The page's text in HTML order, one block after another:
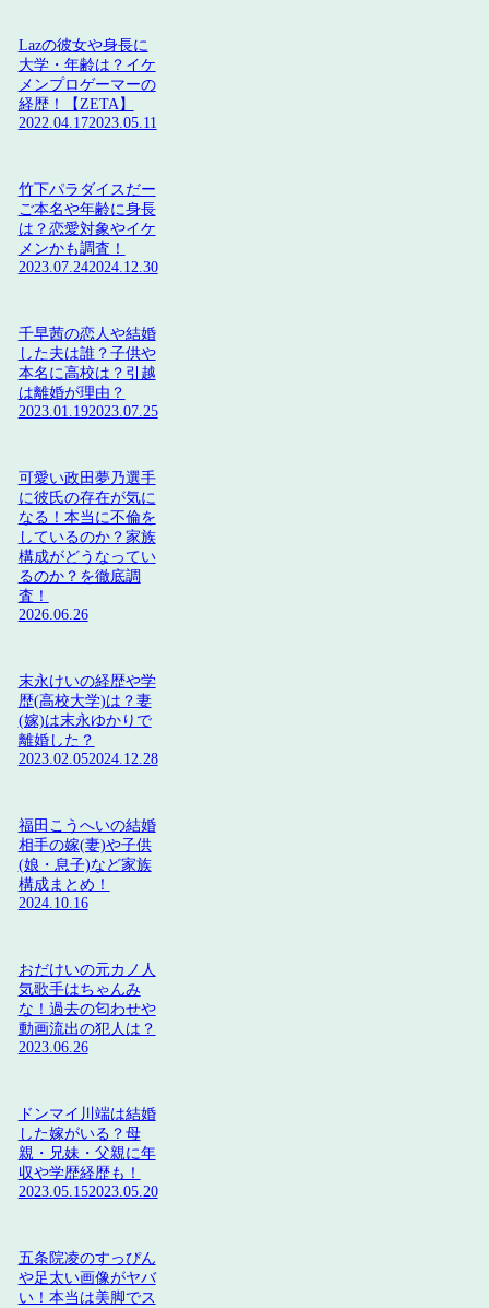
Lazの彼女や身長に
大学・年齢は？イケ
メンプロゲーマーの
経歴！【ZETA】
2022.04.172023.05.11
竹下パラダイスだー
ご本名や年齢に身長
は？恋愛対象やイケ
メンかも調査！
2023.07.242024.12.30
千早茜の恋人や結婚
した夫は誰？子供や
本名に高校は？引越
は離婚が理由？
2023.01.192023.07.25
可愛い政田夢乃選手
に彼氏の存在が気に
なる！本当に不倫を
しているのか？家族
構成がどうなってい
るのか？を徹底調
査！
2026.06.26
末永けいの経歴や学
歴(高校大学)は？妻
(嫁)は末永ゆかりで
離婚した？
2023.02.052024.12.28
福田こうへいの結婚
相手の嫁(妻)や子供
(娘・息子)など家族
構成まとめ！
2024.10.16
おだけいの元カノ人
気歌手はちゃんみ
な！過去の匂わせや
動画流出の犯人は？
2023.06.26
ドンマイ川端は結婚
した嫁がいる？母
親・兄妹・父親に年
収や学歴経歴も！
2023.05.152023.05.20
五条院凌のすっぴん
や足太い画像がヤバ
い！本当は美脚でス